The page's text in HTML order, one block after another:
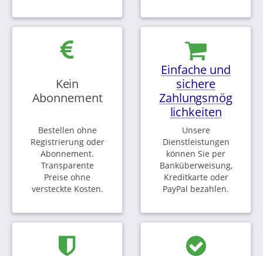
Kein
Abonnement
Bestellen ohne
Registrierung oder
Abonnement.
Transparente
Preise ohne
versteckte Kosten.
Einfache und
sichere
Zahlungsmög
lichkeiten
Unsere
Dienstleistungen
können Sie per
Banküberweisung,
Kreditkarte oder
PayPal bezahlen.